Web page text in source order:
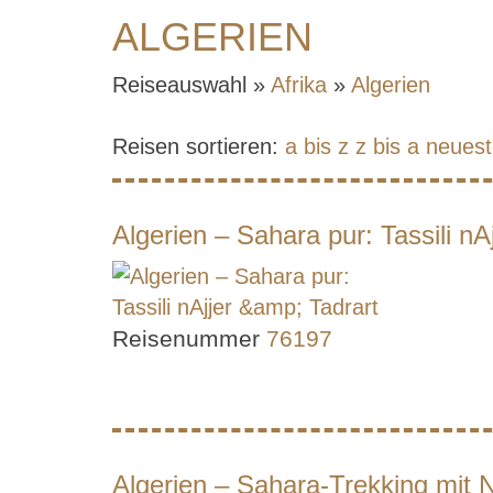
ALGERIEN
Reiseauswahl » Afrika » Algerien
Reisen sortieren: a bis z z bis a
Algerien – Sahara pur: Tassili
Reisenummer 76197
Algerien – Sahara-Trekking mit